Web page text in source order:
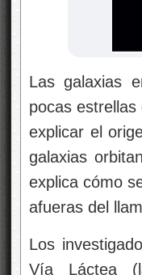
Las galaxias
pocas
explicar el
galaxias
explica cómo
afueras del
Los
Vía Láctea